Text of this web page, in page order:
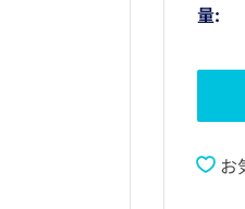
量:
お